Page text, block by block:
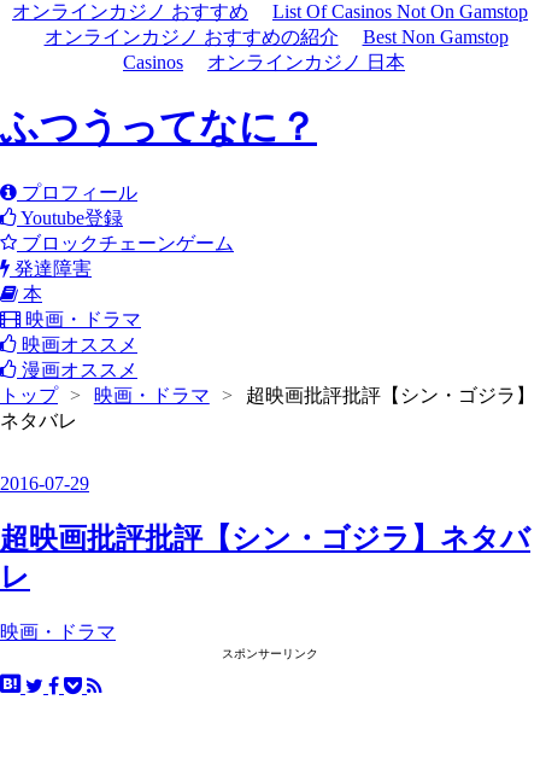
オンラインカジノ おすすめ
List Of Casinos Not On Gamstop
オンラインカジノ おすすめの紹介
Best Non Gamstop
Casinos
オンラインカジノ 日本
ふつうってなに？
プロフィール
Youtube登録
ブロックチェーンゲーム
発達障害
本
映画・ドラマ
映画オススメ
漫画オススメ
トップ
> 映画・ドラマ >
超映画批評批評【シン・ゴジラ】
ネタバレ
2016-07-29
超映画批評批評【シン・ゴジラ】ネタバ
レ
映画・ドラマ
スポンサーリンク